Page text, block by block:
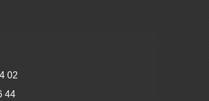
02
44